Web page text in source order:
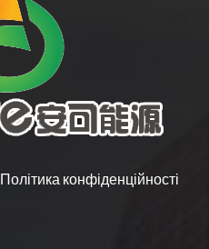
Політика конфіденційності